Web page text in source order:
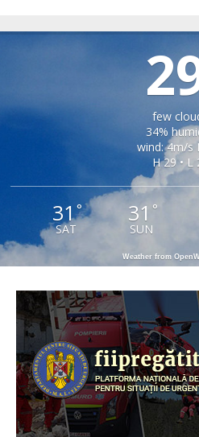
few
34%
wind: 4m/s
H 29 • L
31°
SAT
31 °
SUN
Weather from